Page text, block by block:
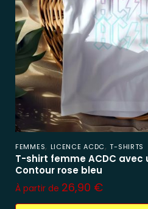
FEMMES, LICENCE ACDC,T-SHIRTS
T-shirt femme ACDC avec
Contour rose bleu
À partir de 26,90 €